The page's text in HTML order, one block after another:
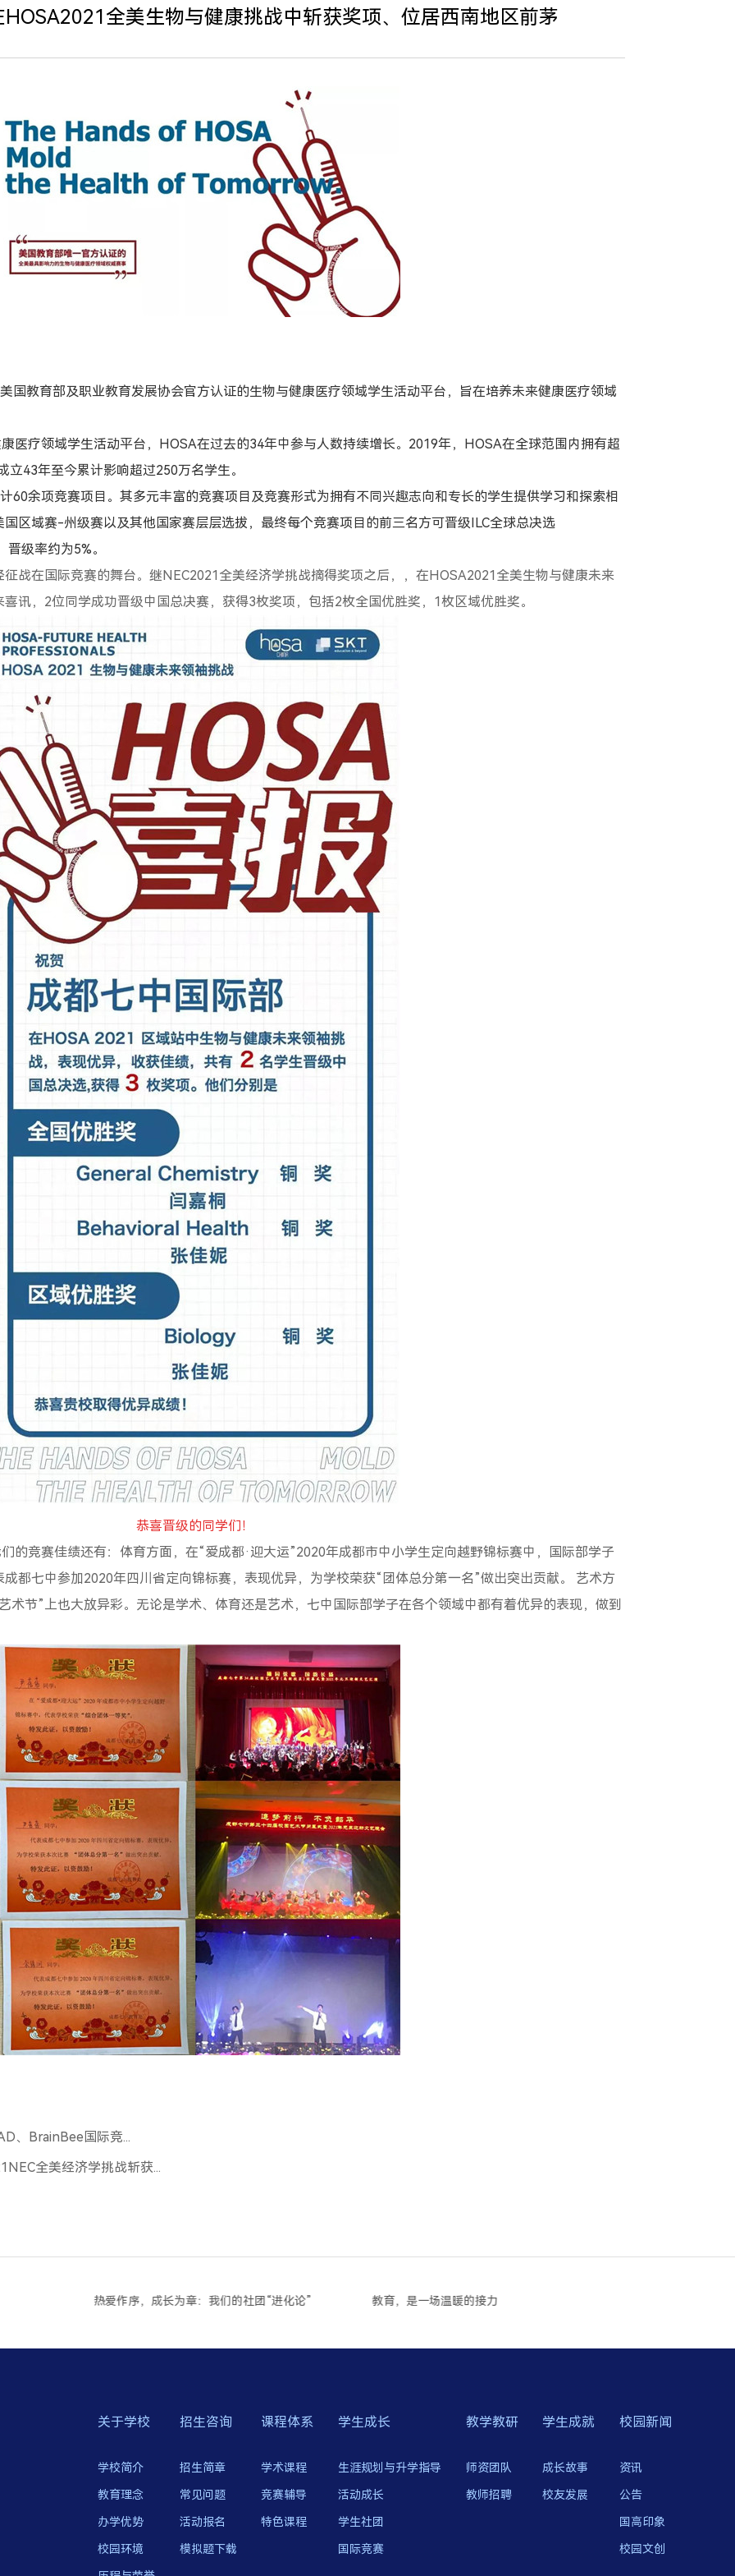
全美生物与健康挑战中斩获奖项、位居西南地区前茅
国教育部及职业教育发展协会官方认证的生物与健康医疗领域学生活动平台，旨在培养未来健康医疗领域
医疗领域学生活动平台， HOSA在过去的34年中参与人数持续增长。 2019年， HOSA在全球范围内拥有超
立43年至今累计影响超过250万名学生。
60余项竞赛项目。其多元丰富的竞赛项目及竞赛形式为拥有不同兴趣志向和专长的学生提供学习和探索相
国区域赛-州级赛以及其他国家赛层层选拔，最终每个竞赛项目的前三名方可晋级ILC全球总决选
晋级率约为5%。
战在国际竞赛的舞台。继NEC2021 全美经济学挑战摘得奖项之后，，在HOSA2021 全美生物与健康未来
讯， 2位同学成功晋级中国总决赛，获得3枚奖项，包括2枚全国优胜奖， 1枚区域优胜奖。
恭喜晋级的同学们！
的竞赛佳绩还有：体育方面，在“爱成都·迎大运”2020年成都市中小学生定向越野锦标赛中，国际部学子
成都七中参加2020年四川省定向锦标赛，表现优异，为学校荣获“ 团体总分第一名”做出突出贡献。 艺术方
术节”上也大放异彩。无论是学术、体育还是艺术，七中国际部学子在各个领域中都有着优异的表现，做到
、BrainBee国际竞...
全美经济学挑战斩获...
热爱作序，成长为章：我们的社团“进化论” 教育，是一场温暖的接力
关于学校
学校简介
教育理念
办学优势
校园环境
招生咨询
招生简章
常见问题
活动报名
模拟题下载
课程体系
学术课程
竞赛辅导
特色课程
学生成长
生涯规划与升学指导
活动成长
学生社团
国际竞赛
教学教研
师资团队
教师招聘
学生成就
成长故事
校友发展
校园新闻
资讯
公告
国高印象
校园文创